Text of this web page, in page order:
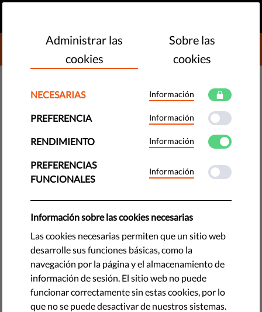
DONATE TO LIBERTIES
Liberties: La Presidenta von der
Leyen debe pisar el acelerador
Comunicado de prensa
by LibertiesEU
febrero 16, 2022
Administrar las
cookies
Sobre las
cookies
NECESARIAS Información
PREFERENCIA Información
RENDIMIENTO Información
PREFERENCIAS
FUNCIONALES
Información
Información sobre las cookies necesarias
Las cookies necesarias permiten que un sitio web
desarrolle sus funciones básicas, como la
navegación por la página y el almacenamiento de
información de sesión. El sitio web no puede
funcionar correctamente sin estas cookies, por lo
que no se puede desactivar de nuestros sistemas.